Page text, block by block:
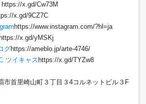
https://x.gd/Cw73M
x.gd/9CZ7C
https://www.instagram.com/?hl=ja
https://x.gd/yMSKj
グhttps://ameblo.jp/arte-4746/
ツイキャス https://x.gd/TYZw8
市首里崎山町３丁目３4コルネットビル３F